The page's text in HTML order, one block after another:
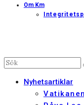
Om Km
Nyhetsartiklar
Vatikanen